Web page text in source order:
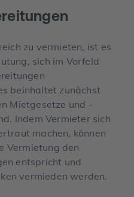
zu vermieten, ist es
sich im Vorfeld
beinhaltet zunächst
Mietgesetze und -
Indem Vermieter sich
machen, können
Vermietung den
entspricht und
vermieden werden.